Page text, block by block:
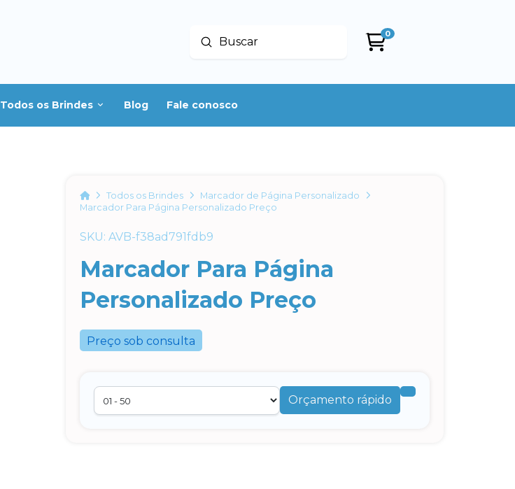
Buscar
Enviar
0
Todos os Brindes Blog Fale conosco
HomeTodos os Brindes
Marcador de Página Personalizado
Marcador Para Página Personalizado Preço
SKU: AVB-f38ad791fdb9
Marcador Para Página
Personalizado Preço
Preço sob consulta
Orçamento rápido